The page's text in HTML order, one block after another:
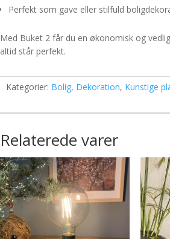
Perfekt som gave eller stilfuld
Med Buket 2 får du en økonomisk og
altid står perfekt.
Kategorier: Bolig, Dekoration, Kunstige
Relaterede varer